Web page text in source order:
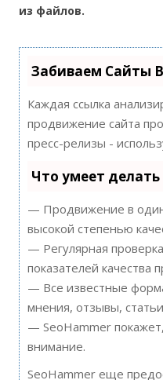
из файлов.
Забиваем Сайты
Каждая ссылка
продвижение сайта
пресс-релизы -
Что умеет
— Продвижение в один
высокой степенью
— Регулярная
показателей качества
— Все известные
мнения, отзывы,
— SeoHammer
внимание.
SeoHammer еще